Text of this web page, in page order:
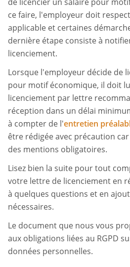
ce faire, l'employeur doit
applicable et certaines
dernière étape consiste à
licenciement.
Lorsque l'employeur décide de
pour motif économique, il doit
licenciement par lettre
réception dans un délai
à compter de l'entretien
être rédigée avec précaution
des mentions obligatoires.
Lisez bien la suite pour tout
votre lettre de licenciement en
à quelques questions et en
nécessaires.
Le document que nous vous
aux obligations liées au RGPD
données personnelles.